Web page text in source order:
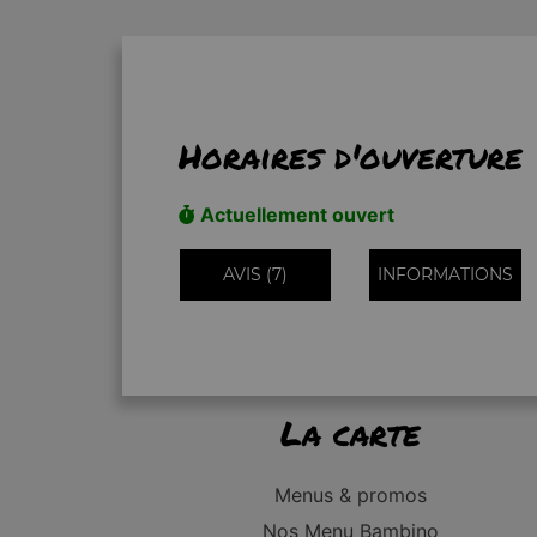
Horaires d'ouverture
Actuellement ouvert
AVIS (7) INFORMATIONS
La carte
Menus & promos
Nos Menu Bambino